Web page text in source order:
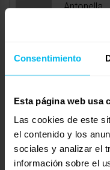
Consentimiento
Esta página web usa
Las cookies de este
el contenido y los
sociales y analizar el
información sobre el
Antonella
Buenas noches Moisés
El modelo Biomemory
composición natural,
agradable, que combina